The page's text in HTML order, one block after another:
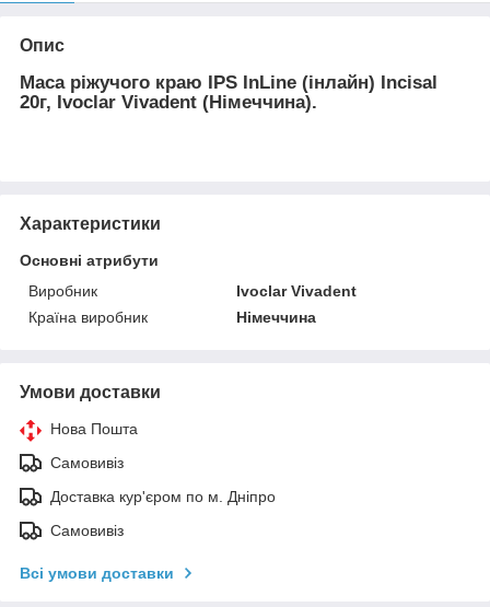
Опис
Маса ріжучого краю IPS InLine (інлайн) Incisal
20г, Ivoclar Vivadent (Німеччина).
Характеристики
Основні атрибути
Виробник
Ivoclar Vіvadent
Країна виробник
Німеччина
Умови доставки
Нова Пошта
Самовивіз
Доставка кур'єром по м. Дніпро
Самовивіз
Всі умови доставки